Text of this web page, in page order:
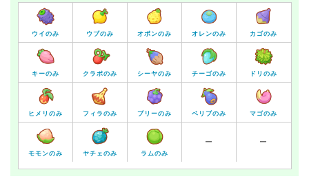
ウイのみ ウブのみ オボンのみ オレンのみ カゴのみ
キーのみ クラボのみ シーヤのみ チーゴのみ ドリのみ
ヒメリのみ フィラのみ ブリーのみ ベリブのみ マゴのみ
モモンのみ ヤチェのみ ラムのみ
ー ー